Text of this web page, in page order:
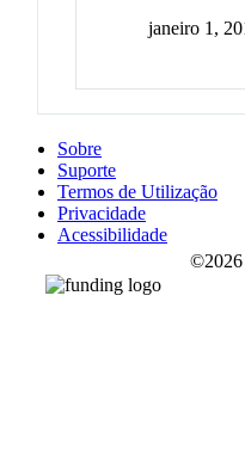
janeiro 1,
Sobre
Suporte
Termos de Utilização
Privacidade
Acessibilidade
©2026